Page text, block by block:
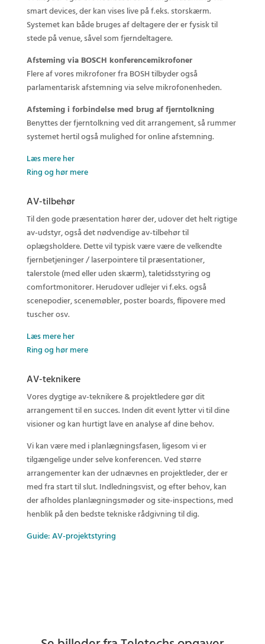
smart devices, der kan vises live på f.eks. storskærm.
Systemet kan både bruges af deltagere der er fysisk til
stede på venue, såvel som fjerndeltagere.
Afsteming via BOSCH konferencemikrofoner
Flere af vores mikrofoner fra BOSH tilbyder også
parlamentarisk afstemning via selve mikrofonenheden.
Afsteming i forbindelse med brug af fjerntolkning
Benyttes der fjerntolkning ved dit arrangement, så rummer
systemet hertil også mulighed for online afstemning.
Læs mere her
Ring og hør mere
AV-tilbehør
Til den gode præsentation hører der, udover det helt rigtige
av-udstyr, også det nødvendige av-tilbehør til
oplægsholdere. Dette vil typisk være være de velkendte
fjernbetjeninger / laserpointere til præsentationer,
talerstole (med eller uden skærm), taletidsstyring og
comfortmonitorer. Herudover udlejer vi f.eks. også
scenepodier, scenemøbler, poster boards, flipovere med
tuscher osv.
Læs mere her
Ring og hør mere
AV-teknikere
Vores dygtige av-teknikere & projektledere gør dit
arrangement til en succes. Inden dit event lytter vi til dine
visioner og kan hurtigt lave en analyse af dine behov.
Vi kan være med i planlægningsfasen, ligesom vi er
tilgængelige under selve konferencen. Ved større
arrangementer kan der udnævnes en projektleder, der er
med fra start til slut. Indledningsvist, og efter behov, kan
der afholdes planlægningsmøder og site-inspections, med
henblik på den bedste tekniske rådgivning til dig.
Guide: AV-projektstyring